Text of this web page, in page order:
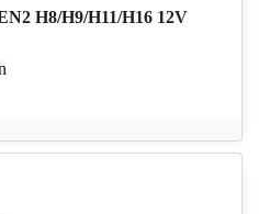
H8/H9/H11/H16 12V